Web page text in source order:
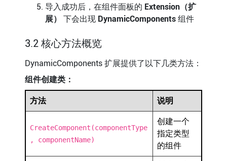
导入成功后，在组件面板的 Extension（扩
展）
下会出现 DynamicComponents组件
3.2 核心方法概览
DynamicComponents 扩展提供了以下几类方法：
组件创建类：
方法 说明
CreateComponent(componentType
, componentName)
创建一个
指定类型
的组件